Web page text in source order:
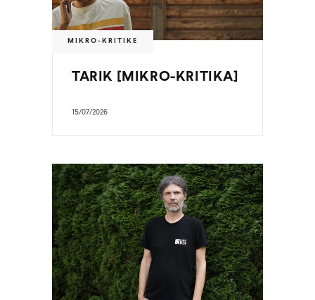
MIKRO-KRITIKE
TARIK [MIKRO-KRITIKA]
15/07/2026